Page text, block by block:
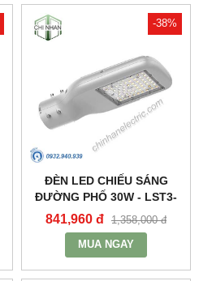
-38%
ĐÈN LED CHIẾU SÁNG
ĐƯỜNG PHỐ 30W - LST3-
30 - MPE
841,960 đ 1,358,000 đ
MUA NGAY